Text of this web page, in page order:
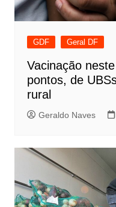
GDF Geral DF
Vacinação
pontos, de
rural
Geraldo Naves